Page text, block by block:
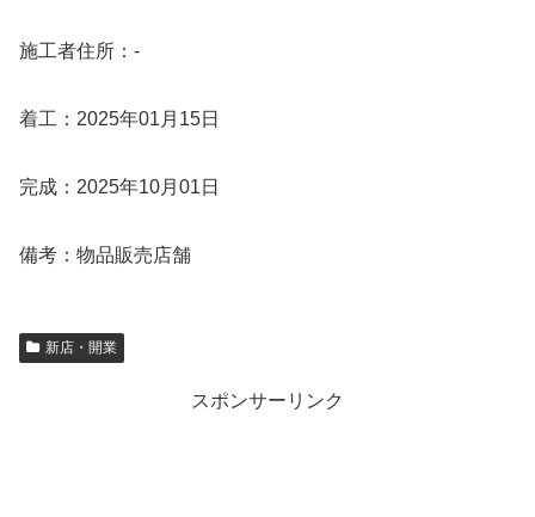
施工者住所：-
着工：2025年01月15日
完成：2025年10月01日
備考：物品販売店舗
新店・開業
スポンサーリンク